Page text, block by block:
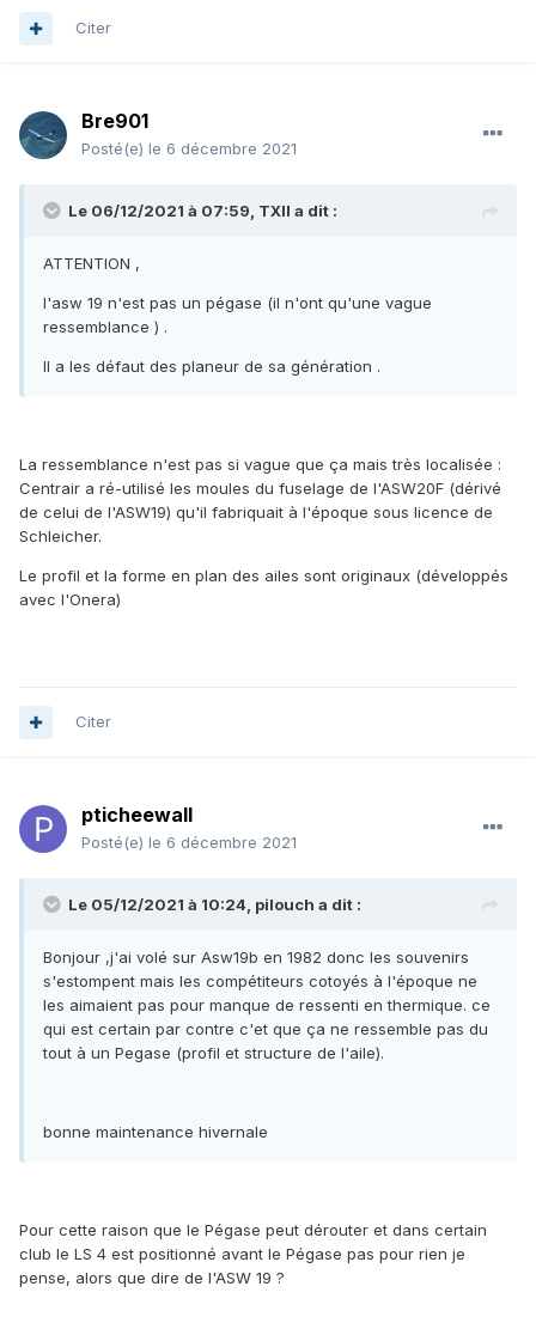
Citer
Bre901
Posté(e) le 6 décembre 2021
Le 06/12/2021 à 07:59, TXII a dit :
ATTENTION ,
l'asw 19 n'est pas un pégase (il n'ont qu'une vague
ressemblance ) .
Il a les défaut des planeur de sa génération .
La ressemblance n'est pas si vague que ça mais très localisée :
Centrair a ré-utilisé les moules du fuselage de l'ASW20F (dérivé
de celui de l'ASW19) qu'il fabriquait à l'époque sous licence de
Schleicher.
Le profil et la forme en plan des ailes sont originaux (développés
avec l'Onera)
Citer
pticheewall
Posté(e) le 6 décembre 2021
Le 05/12/2021 à 10:24, pilouch a dit :
Bonjour ,j'ai volé sur Asw19b en 1982 donc les souvenirs
s'estompent mais les compétiteurs cotoyés à l'époque ne
les aimaient pas pour manque de ressenti en thermique. ce
qui est certain par contre c'et que ça ne ressemble pas du
tout à un Pegase (profil et structure de l'aile).
bonne maintenance hivernale
Pour cette raison que le Pégase peut dérouter et dans certain
club le LS 4 est positionné avant le Pégase pas pour rien je
pense, alors que dire de l'ASW 19 ?